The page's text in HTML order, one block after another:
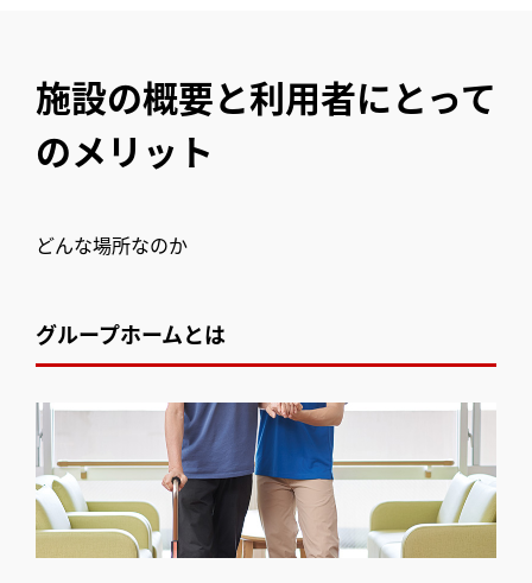
施設の概要と利用者にとって
のメリット
どんな場所なのか
グループホームとは